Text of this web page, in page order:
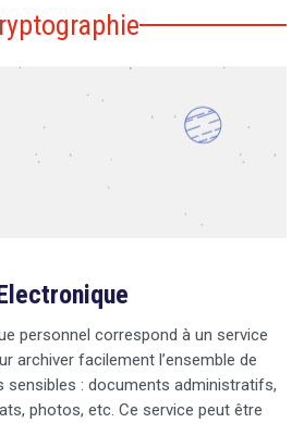
personnel correspond à un service
archiver facilement l’ensemble de
sensibles : documents administratifs,
photos, etc. Ce service peut être